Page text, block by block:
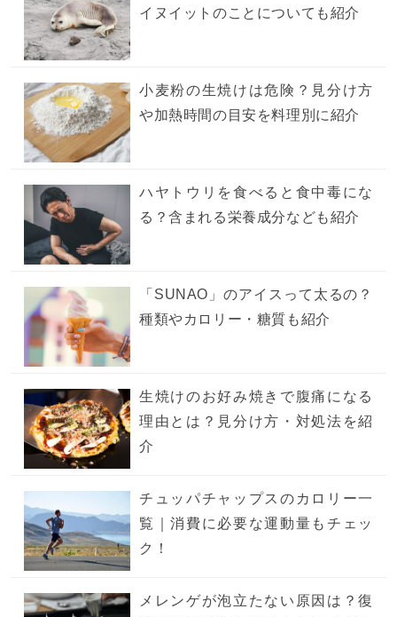
イヌイットのことについても紹介
小麦粉の生焼けは危険？見分け方
や加熱時間の目安を料理別に紹介
ハヤトウリを食べると食中毒にな
る？含まれる栄養成分なども紹介
「SUNAO」のアイスって太るの？
種類やカロリー・糖質も紹介
生焼けのお好み焼きで腹痛になる
理由とは？見分け方・対処法を紹
介
チュッパチャップスのカロリー一
覧｜消費に必要な運動量もチェッ
ク！
メレンゲが泡立たない原因は？復